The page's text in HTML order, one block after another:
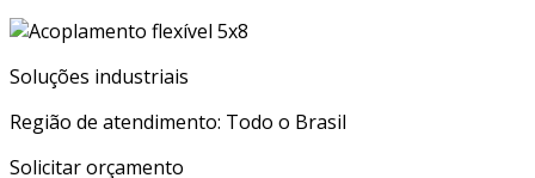
Soluções industriais
Região de atendimento: Todo o Brasil
Solicitar orçamento